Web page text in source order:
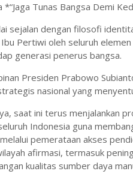
Tunas Bangsa Demi
sejalan dengan filosofi
Pertiwi oleh seluruh
generasi penerus bangsa.
Presiden Prabowo
nasional yang
saat ini terus menjalankan
Indonesia guna
pemerataan akses
afirmasi, termasuk
kualitas sumber daya